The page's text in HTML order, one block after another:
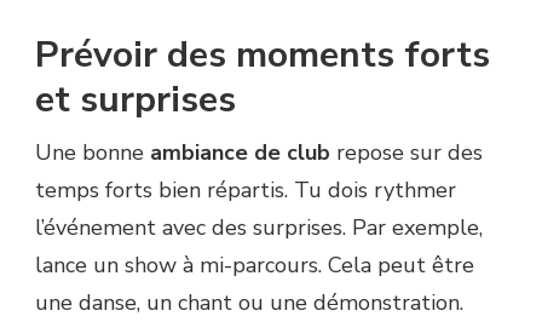
Prévoir des moments forts
et surprises
Une bonne ambiance de club repose sur des
temps forts bien répartis. Tu dois rythmer
l’événement avec des surprises. Par exemple,
lance un show à mi-parcours. Cela peut être
une danse, un chant ou une démonstration.